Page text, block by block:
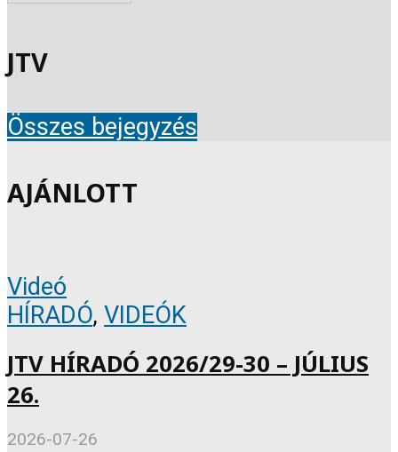
JTV
Összes bejegyzés
AJÁNLOTT
Videó
HÍRADÓ, VIDEÓK
JTV HÍRADÓ 2026/29-30 – JÚLIUS
26.
2026-07-26